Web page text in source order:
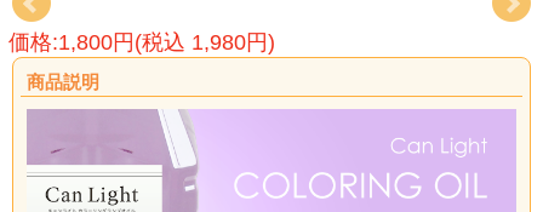
価格:1,800円(税込 1,980円)
商品説明